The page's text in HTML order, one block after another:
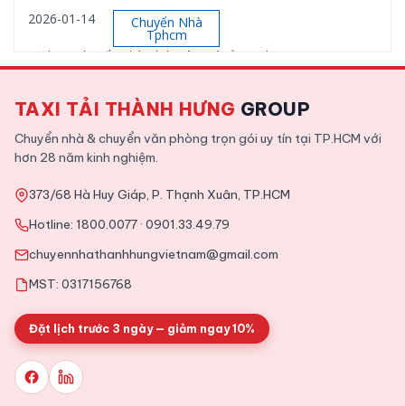
2026-01-14 Chuyển Nhà
Tphcm
Dịch vụ chuyển nhà Bình Tân giá rẻ, uy tín
2026-01-12 Chuyển Nhà
Dịch vụ chuyển nhà trọn gói Quận 9 uy tín, giá rẻ
2025-11-09
Tin Tức
Tổng hợp kinh nghiệm chuyển văn phòng chi tiết từ A tới Z
TAXI TẢI THÀNH HƯNG GROUP
Chuyển nhà & chuyển văn phòng trọn gói uy tín tại TP.HCM với
hơn 28 năm kinh nghiệm.
373/68 Hà Huy Giáp, P. Thạnh Xuân, TP.HCM
Hotline: 1800.0077 · 0901.33.49.79
chuyennhathanhhungvietnam@gmail.com
MST: 0317156768
Đặt lịch trước 3 ngày — giảm ngay 10%